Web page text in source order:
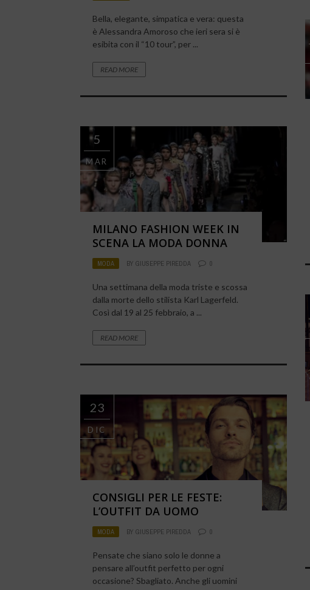
Bella, elegante, simpatica e vera: questa
è Alessandra Amoroso che ieri sera si è
esibita con il “10 tour”, per ...
READ MORE
5
MAR
MILANO FASHION WEEK IN
SCENA LA MODA DONNA
MODA BY GIUSEPPE PIREDDA 0
Una settimana della moda triste e scossa
dalla morte dello stilista Karl Lagerfeld.
Così dal 19 al 25 febbraio, a ...
READ MORE
23
DIC
CONSIGLI PER LE FESTE:
L’OUTFIT DA UOMO
MODA BY GIUSEPPE PIREDDA 0
Pensate che siano solo le donne a
pensare all’outfit perfetto per ogni
occasione? Sbagliato. Anche gli uomini